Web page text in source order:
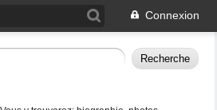
Connexion